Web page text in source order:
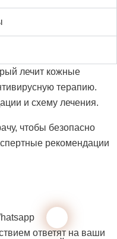
лечит кожные
терапию.
и схему лечения.
чтобы безопасно
рекомендации
ответят на ваши